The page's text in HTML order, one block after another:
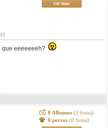
ver mas
que eeeeeeeh?
0 Albumes (2 fotos)
0 perros (0 fotos)